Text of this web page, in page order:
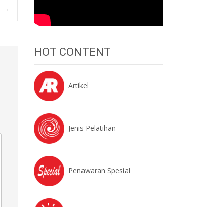
→
HOT CONTENT
Artikel
Jenis Pelatihan
Penawaran Spesial